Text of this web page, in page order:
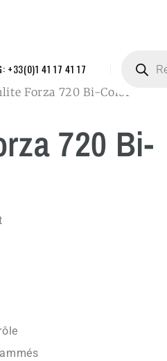
+33(0)1 41 17 41 17
Forza 720 Bi-Color
720 Bi-